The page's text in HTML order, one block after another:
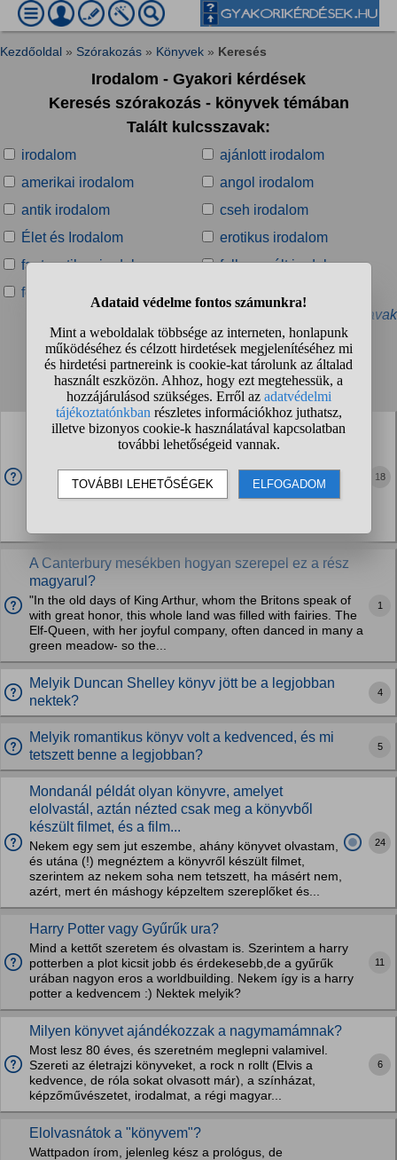
Kezdőoldal » Szórakozás » Könyvek » Keresés
Irodalom - Gyakori kérdések
Keresés szórakozás - könyvek témában
Talált kulcsszavak:
irodalom
ajánlott irodalom
amerikai irodalom
angol irodalom
antik irodalom
cseh irodalom
Élet és Irodalom
erotikus irodalom
fantasztikus irodalom
felhasznált irodalom
felnőtt irodalom
» További kapcsolódó kulcsszavak
Talált kérdések:
1 2 3 4 ... ❯ ❯❯
A Gyűrűk ura hatásából a fantasy irodalomra miért
pont az maradt ki, hogy nem ember főhősök mentik
Ugye a fantasy nagyon sok elemet és fajt átvett. De az öt
főhős az öt hobbit, akikből ténylegesen háromnak
18
A Canterbury mesékben hogyan szerepel ez a rész
magyarul?
"In the old days of King Arthur, whom the Britons speak of
with great honor, this whole land was filled with fairies. The
Elf-Queen, with her joyful company, often danced in many a
green meadow- so the...
1
Melyik Duncan Shelley könyv jött be a legjobban
nektek?
4
Melyik romantikus könyv volt a kedvenced, és mi
tetszett benne a legjobban?
5
Mondanál példát olyan könyvre, amelyet
elolvastál, aztán nézted csak meg a könyvből
készült filmet, és a film...
Nekem egy sem jut eszembe, ahány könyvet olvastam,
és utána (!) megnéztem a könyvről készült filmet,
szerintem az nekem soha nem tetszett, ha másért nem,
azért, mert én máshogy képzeltem szereplőket és...
24
Harry Potter vagy Gyűrűk ura?
Mind a kettőt szeretem és olvastam is. Szerintem a harry
potterben a plot kicsit jobb és érdekesebb,de a gyűrűk
urában nagyon eros a worldbuilding. Nekem így is a harry
potter a kedvencem :) Nektek melyik?
11
Milyen könyvet ajándékozzak a nagymamámnak?
Most lesz 80 éves, és szeretném meglepni valamivel.
Szereti az életrajzi könyveket, a rock n rollt (Elvis a
kedvence, de róla sokat olvasott már), a színházat,
képzőművészetet, irodalmat, a régi magyar...
6
Elolvasnátok a "könyvem"?
Wattpadon írom, jelenleg kész a prológus, de